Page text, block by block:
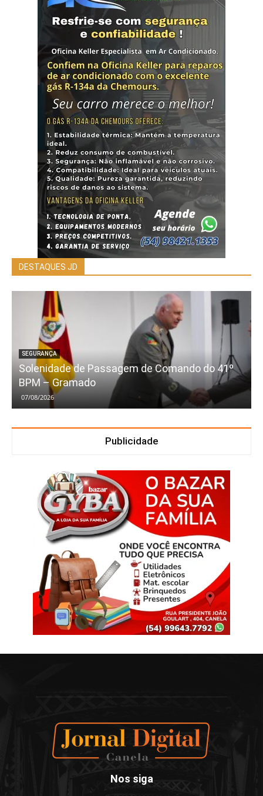
DESTAQUES JD
SEGURANÇA
Solenidade de Passagem de Comando do 41º
BPM – Gramado
07/08/2026
Publicidade
Nos siga